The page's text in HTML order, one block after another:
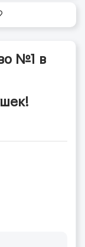
№1 в